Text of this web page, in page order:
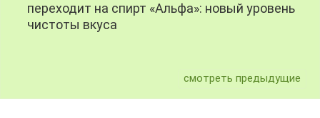
переходит на спирт «Альфа»: новый уровень
чистоты вкуса
смотреть предыдущие